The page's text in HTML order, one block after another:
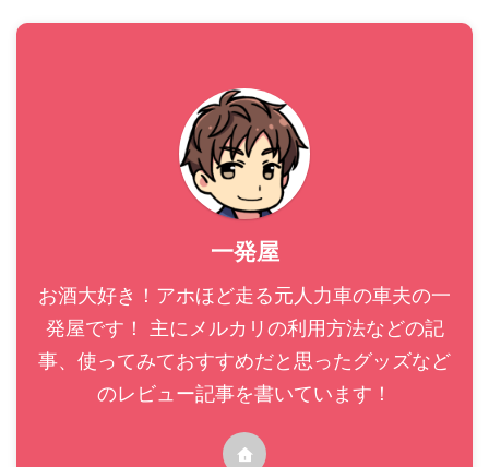
に見えますが、実は一発屋が
今回出会ったネコくんをご紹
介します ...
一発屋
お酒大好き！アホほど走る元人力車の車夫の一
発屋です！ 主にメルカリの利用方法などの記
事、使ってみておすすめだと思ったグッズなど
のレビュー記事を書いています！